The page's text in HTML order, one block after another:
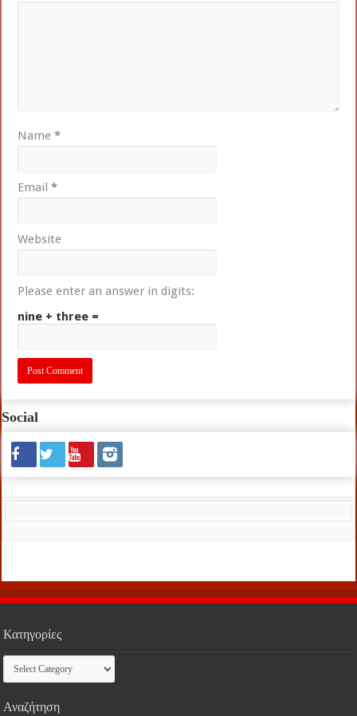
Name*
Email*
Website
Please enter an answer in digits:
nine + three =
Social
Κατηγορίες
Κατηγορίες
Αναζήτηση